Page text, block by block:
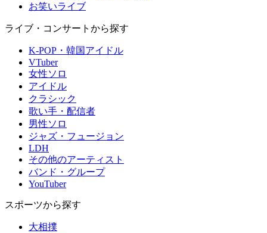
お笑いライブ
ライブ・コンサートから探す
K-POP・韓国アイドル
VTuber
女性ソロ
アイドル
クラシック
歌い手・配信者
男性ソロ
ジャズ・フュージョン
LDH
その他のアーティスト
バンド・グループ
YouTuber
スポーツから探す
大相撲